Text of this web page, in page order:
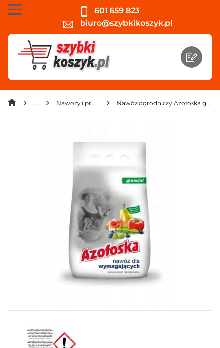
601 659 823
biuro@szybkikoszyk.pl
Nawozy i preparaty Nawóz ogrodniczy Azofoska granulat 5 kg